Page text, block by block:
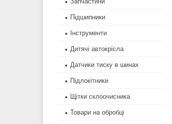
Підшипники
Інструменти
Дитячі автокрісла
Датчики тиску в шинах
Підлокітники
Щітки склоочисника
Товари на обробці